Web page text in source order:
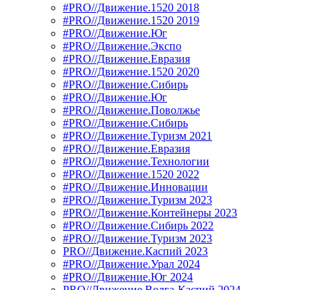
#PRO//Движение.1520 2018
#PRO//Движение.1520 2019
#PRO//Движение.Юг
#PRO//Движение.Экспо
#PRO//Движение.Евразия
#PRO//Движение.1520 2020
#PRO//Движение.Сибирь
#PRO//Движение.Юг
#PRO//Движение.Поволжье
#PRO//Движение.Сибирь
#PRO//Движение.Туризм 2021
#PRO//Движение.Евразия
#PRO//Движение.Технологии
#PRO//Движение.1520 2022
#PRO//Движение.Инновации
#PRO//Движение.Туризм 2023
#PRO//Движение.Контейнеры 2023
#PRO//Движение.Сибирь 2022
#PRO//Движение.Туризм 2023
PRO//Движение.Каспий 2023
#PRO//Движение.Урал 2024
#PRO//Движение.Юг 2024